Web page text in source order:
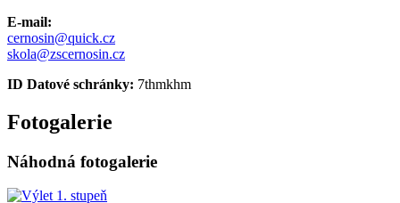
E-mail:
cernosin@quick.cz
skola@zscernosin.cz
ID Datové schránky: 7thmkhm
Fotogalerie
Náhodná fotogalerie